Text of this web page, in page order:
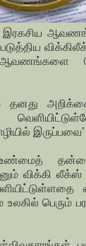
இரகசிய
தனது
இருப்பவை’
விக்கி
பெரும்